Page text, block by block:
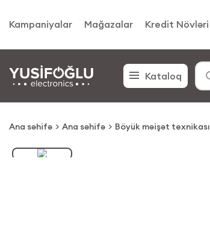
Kampaniyalar Mağazalar Kredit Növləri
Kataloq
Ana səhifə Ana səhifə Böyük məişət texnikası